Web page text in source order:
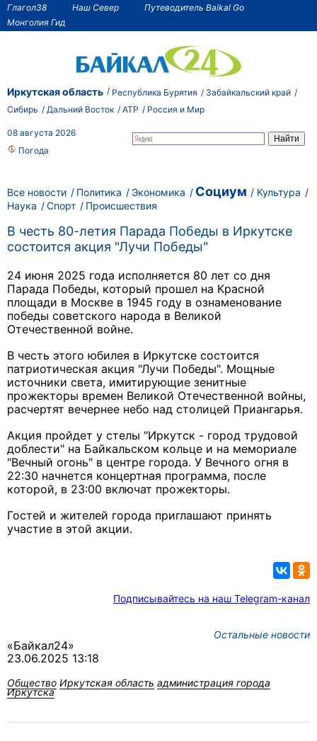
Глагол38 Наш Север
Путеводитель Baikal Go
Монголия Гид
Иркутская область Республика Бурятия
Забайкальский край
Сибирь
Дальний Восток АТР Россия и Мир
08 августа 2026
Погода
Все новости Политика Экономика Социум
Культура
Наука
Спорт Происшествия
В честь 80-летия Парада Победы в Иркутске
состоится акция "Лучи Победы"
24 июня 2025 года исполняется 80 лет со дня
Парада Победы, который прошел на Красной
площади в Москве в 1945 году в ознаменование
победы советского народа в Великой
Отечественной войне.
В честь этого юбилея в Иркутске состоится
патриотическая акция "Лучи Победы". Мощные
источники света, имитирующие зенитные
прожекторы времен Великой Отечественной войны,
расчертят вечернее небо над столицей Приангарья.
Акция пройдет у стелы "Иркутск - город трудовой
доблести" на Байкальском кольце и на мемориале
"Вечный огонь" в центре города. У Вечного огня в
22:30 начнется концертная программа, после
которой, в 23:00 включат прожекторы.
Гостей и жителей города приглашают принять
участие в этой акции.
Подписывайтесь на наш Telegram-канал
Остальные новости
«Байкал24»
23.06.2025 13:18
Общество Иркутская область администрация города
Иркутска